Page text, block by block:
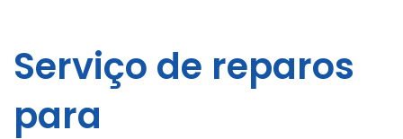
Serviço de reparos
para